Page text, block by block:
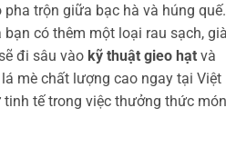
trộn giữa bạc hà và húng quế.
có thêm một loại rau sạch,
đi sâu vào kỹ thuật gieo hạt và
mè chất lượng cao ngay tại Việt
tế trong việc thưởng thức món